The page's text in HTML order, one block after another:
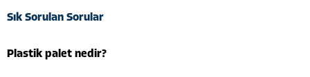
Sık Sorulan Sorular
Plastik palet nedir?